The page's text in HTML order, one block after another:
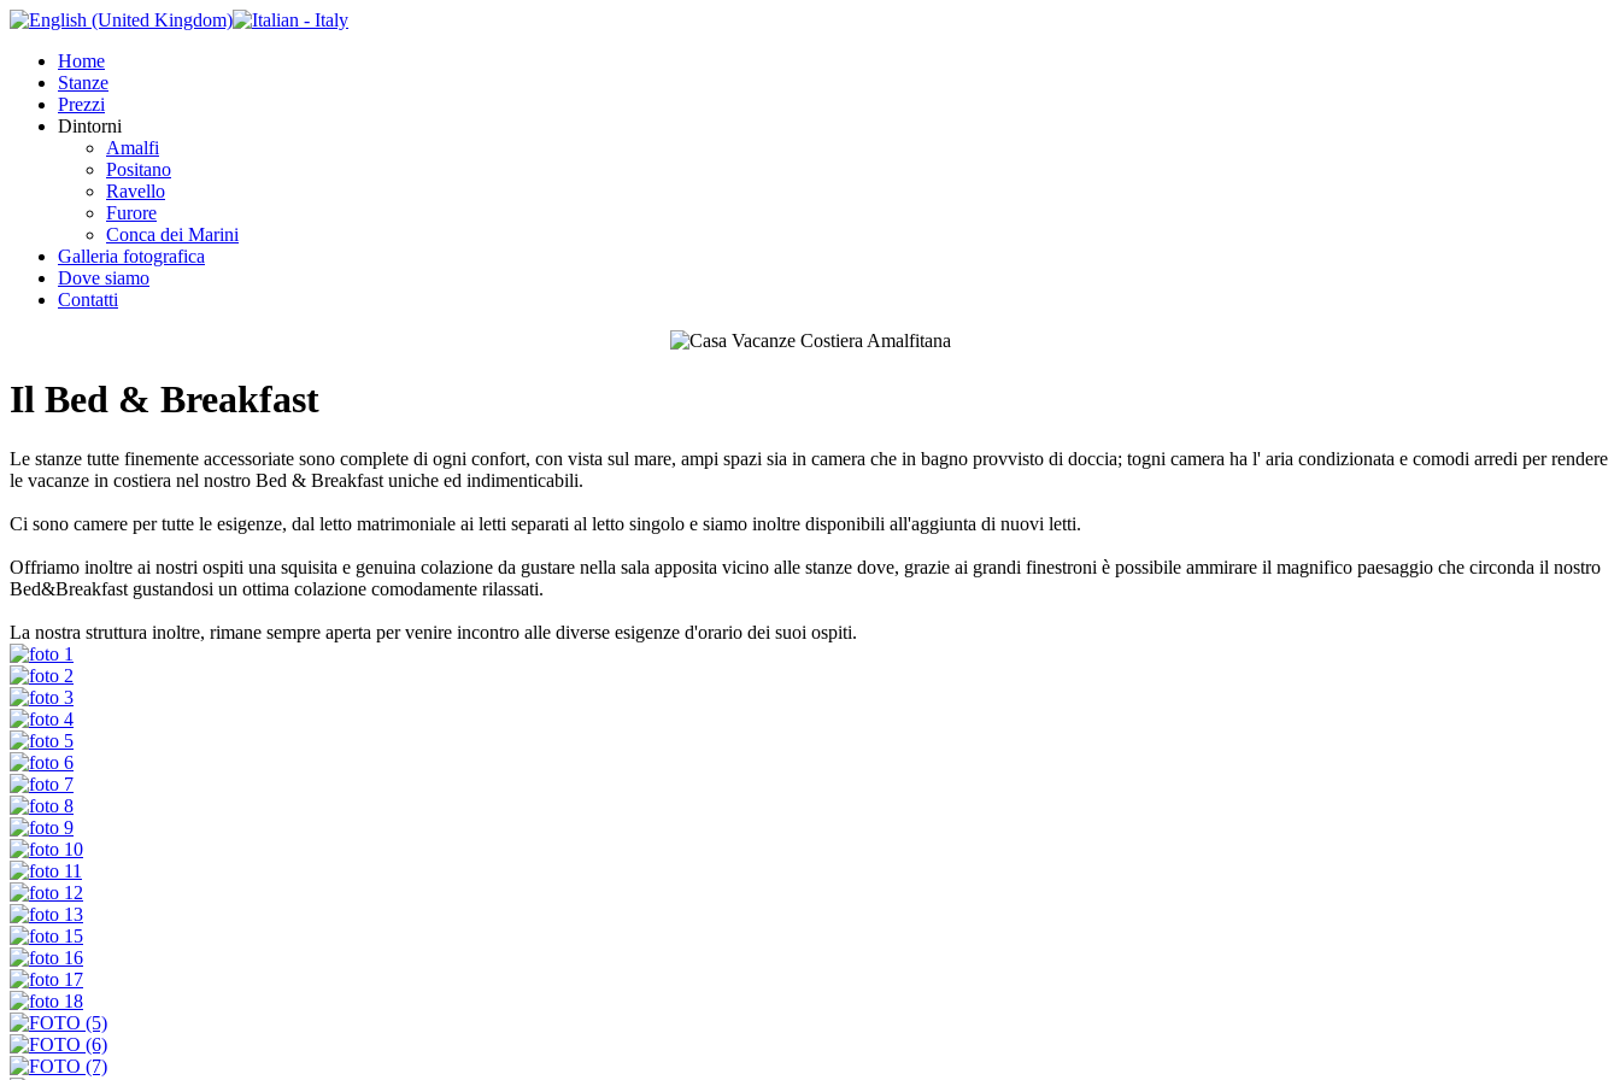
Home
Stanze
Prezzi
Dintorni
Amalfi
Positano
Ravello
Furore
Conca dei Marini
Galleria fotografica
Dove siamo
Contatti
Il Bed & Breakfast
Le stanze tutte finemente accessoriate sono complete di ogni confort, con vista sul mare, ampi spazi sia in camera che in bagno provvisto di doccia; togni camera ha l' aria condizionata e comodi arredi per rendere
le vacanze in costiera nel nostro Bed & Breakfast uniche ed indimenticabili.
Ci sono camere per tutte le esigenze, dal letto matrimoniale ai letti separati al letto singolo e siamo inoltre disponibili all'aggiunta di nuovi letti.
Offriamo inoltre ai nostri ospiti una squisita e genuina colazione da gustare nella sala apposita vicino alle stanze dove, grazie ai grandi finestroni è possibile ammirare il magnifico paesaggio che circonda il nostro
Bed&Breakfast gustandosi un ottima colazione comodamente rilassati.
La nostra struttura inoltre, rimane sempre aperta per venire incontro alle diverse esigenze d'orario dei suoi ospiti.